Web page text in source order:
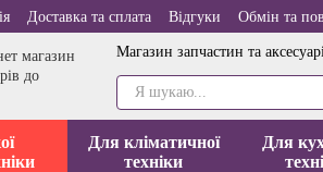
Доставка та сплата Відгуки Обмін та
Магазин запчастин та
Для кліматичної
техніки
Для